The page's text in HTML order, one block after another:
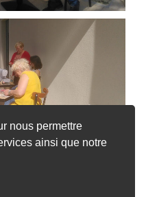
nous permettre
ainsi que notre